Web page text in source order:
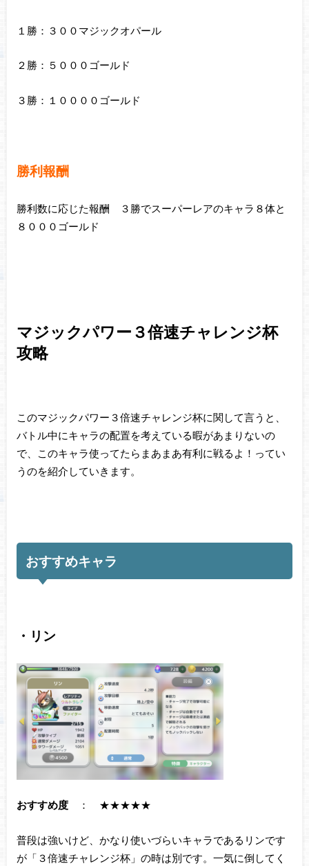
１勝：３００マジックオパール
２勝：５０００ゴールド
３勝：１００００ゴールド
勝利報酬
勝利数に応じた報酬 ３勝でスーパーレアのキャラ８体と
８０００ゴールド
マジックパワー３倍速チャレンジ杯
攻略
このマジックパワー３倍速チャレンジ杯に関して言うと、
バトル中にキャラの配置を考えている暇があまりないの
で、このキャラ使ってたらまあまあ有利に戦るよ！ってい
うのを紹介していきます。
おすすめキャラ
・リン
おすすめ度 ： ★★★★★
普段は強いけど、かなり使いづらいキャラであるリンです
が「３倍速チャレンジ杯」の時は別です。一気に倒してく